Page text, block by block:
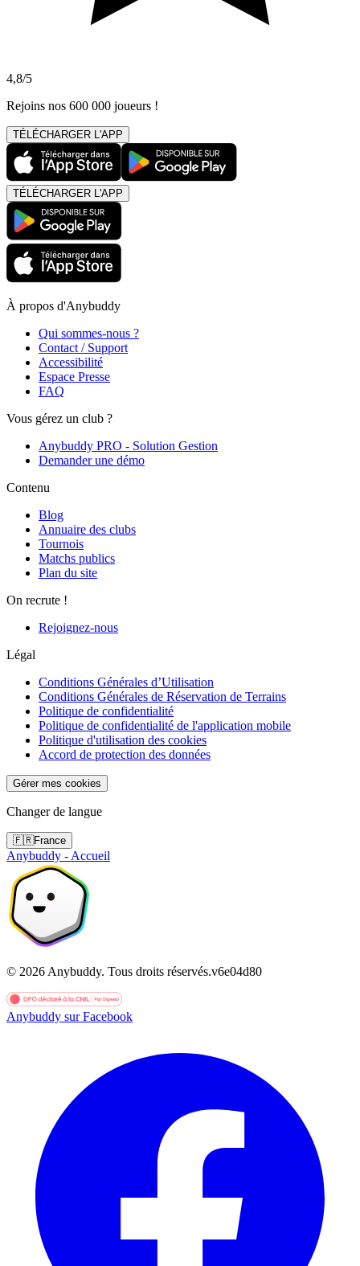
4,8/5
Rejoins nos 600 000 joueurs !
TÉLÉCHARGER L'APP
TÉLÉCHARGER L'APP
À propos d'Anybuddy
Qui sommes-nous ?
Contact / Support
Accessibilité
Espace Presse
FAQ
Vous gérez un club ?
Anybuddy PRO - Solution Gestion
Demander une démo
Contenu
Blog
Annuaire des clubs
Tournois
Matchs publics
Plan du site
On recrute !
Rejoignez-nous
Légal
Conditions Générales d’Utilisation
Conditions Générales de Réservation de Terrains
Politique de confidentialité
Politique de confidentialité de l'application mobile
Politique d'utilisation des cookies
Accord de protection des données
Gérer mes cookies
Changer de langue
🇫🇷France
Anybuddy - Accueil
© 2026 Anybuddy. Tous droits réservés.v6e04d80
Anybuddy sur Facebook